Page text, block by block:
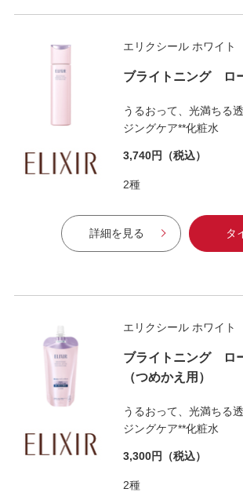
エリクシール ホワイト
ブライトニング ロ
うるおって、光満ちる
ジングケア**化粧水
3,740円 （税込）
2種
詳細を見る タ
エリクシール ホワイト
ブライトニング ロ
（つめかえ用）
うるおって、光満ちる
ジングケア**化粧水
3,300円 （税込）
2種